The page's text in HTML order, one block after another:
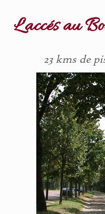
L'accés au
23 kms de